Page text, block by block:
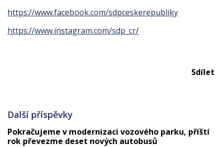
https://www.facebook.com/sdpceskerepubliky
https://www.instagram.com/sdp_cr/
Sdílet
Další příspěvky
Pokračujeme v modernizaci vozového parku, příští
rok převezme deset nových autobusů